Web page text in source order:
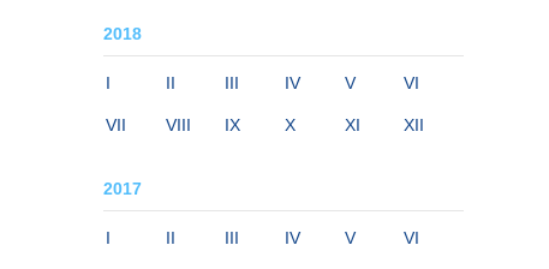
2018
I II III IV V VI
VII VIII IX X XI XII
2017
I II III IV V VI